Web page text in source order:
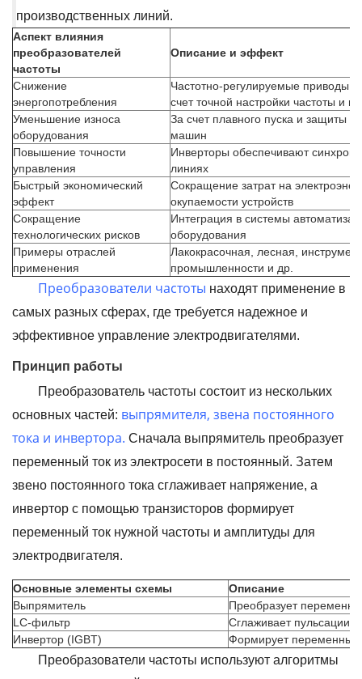
производственных линий.
Аспект влияния
преобразователей
частоты
Описание и эффект
Снижение
энергопотребления
Частотно-регулируемые приводы
счет точной настройки частоты и
Уменьшение износа
оборудования
За счет плавного пуска и защиты
машин
Повышение точности
управления
Инверторы обеспечивают
линиях
Быстрый экономический
эффект
Сокращение затрат на
окупаемости устройств
Сокращение
технологических рисков
Интеграция в системы
оборудования
Примеры отраслей
применения
Лакокрасочная, лесная,
промышленности и др.
Преобразователи частоты находят применение в
самых разных сферах, где требуется надежное и
эффективное управление электродвигателями.
Принцип работы
Преобразователь частоты состоит из нескольких
основных частей: выпрямителя, звена постоянного
тока и инвертора. Сначала выпрямитель преобразует
переменный ток из электросети в постоянный. Затем
звено постоянного тока сглаживает напряжение, а
инвертор с помощью транзисторов формирует
переменный ток нужной частоты и амплитуды для
электродвигателя.
Основные элементы схемы
Описание
Выпрямитель
Преобразует
LC-фильтр
Сглаживает пульсации
Инвертор (IGBT)
Формирует переменный
Преобразователи частоты используют алгоритмы